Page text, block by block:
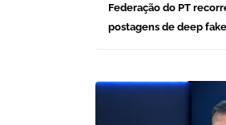
Federação do PT
postagens de deep fake